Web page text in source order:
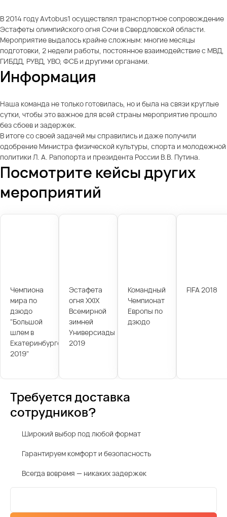
В 2014 году Avtobus1 осуществлял транспортное сопровождение
Эстафеты олимпийского огня Сочи в Свердловской области.
Мероприятие выдалось крайне сложным: многие месяцы
подготовки, 2 недели работы, постоянное взаимодействие с МВД,
ГИБДД, РУВД, УВО, ФСБ и другими органами.
Информация
Наша команда не только готовилась, но и была на связи круглые
сутки, чтобы это важное для всей страны мероприятие прошло
без сбоев и задержек.
В итоге со своей задачей мы справились и даже получили
одобрение Министра физической культуры, спорта и молодежной
политики Л. А. Рапопорта и президента России В.В. Путина.
Посмотрите кейсы других
мероприятий
Чемпиона
мира по
дзюдо
"Большой
шлем в
Екатеринбурге
2019"
Эстафета
огня XXIX
Всемирной
зимней
Универсиады
2019
Командный
Чемпионат
Европы по
дзюдо
FIFA 2018
Требуется доставка
сотрудников?
Широкий выбор под любой формат
Гарантируем комфорт и безопасность
Всегда вовремя — никаких задержек